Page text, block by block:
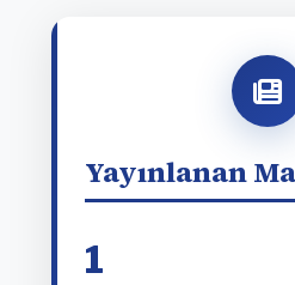
Yayınlanan
1